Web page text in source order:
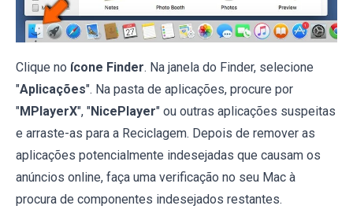
Clique no ícone Finder. Na janela do Finder, selecione
"Aplicações". Na pasta de aplicações, procure por
"MPlayerX", "NicePlayer" ou outras aplicações suspeitas
e arraste-as para a Reciclagem. Depois de remover as
aplicações potencialmente indesejadas que causam os
anúncios online, faça uma verificação no seu Mac à
procura de componentes indesejados restantes.